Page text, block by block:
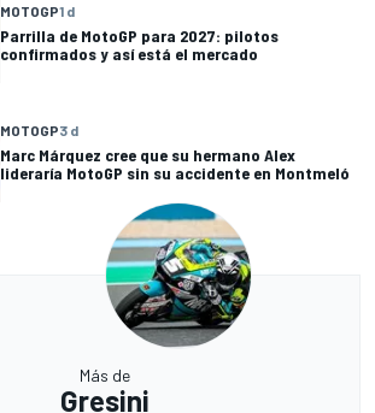
MOTOGP1 d
Parrilla de MotoGP para 2027: pilotos
confirmados y así está el mercado
MOTOGP3 d
Marc Márquez cree que su hermano Alex
lideraría MotoGP sin su accidente en Montmeló
Más de
Gresini